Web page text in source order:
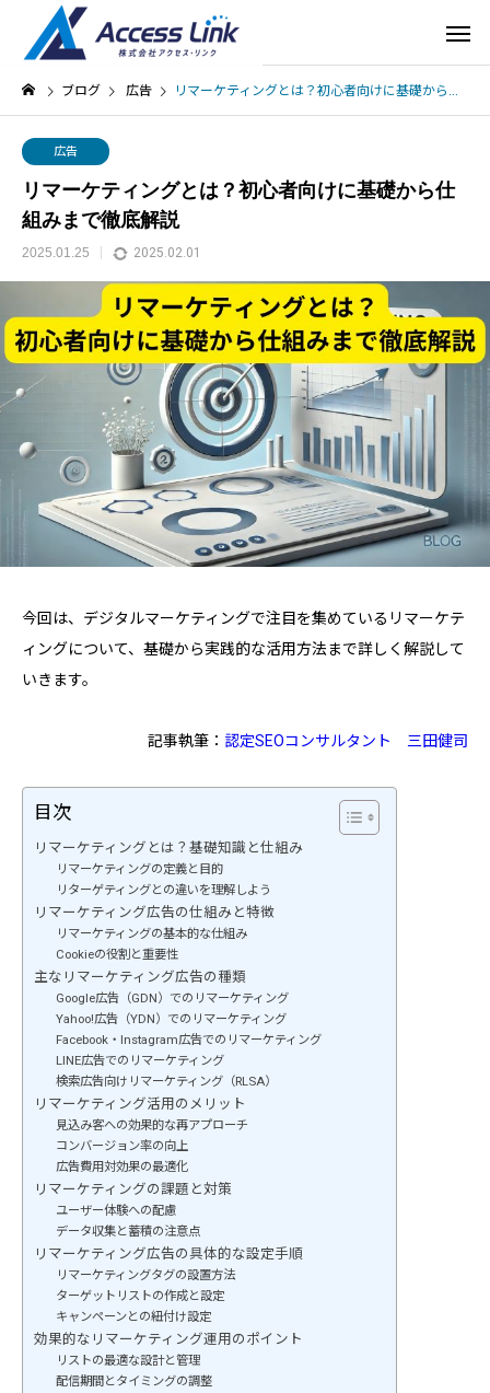
ブログ 広告 リマーケティングとは？初心者向けに基礎から仕組みまで徹底解説
広告
リマーケティングとは？初心者向けに基礎から仕
組みまで徹底解説
2025.01.25 2025.02.01
今回は、デジタルマーケティングで注目を集めているリマーケテ
ィングについて、基礎から実践的な活用方法まで詳しく解説して
いきます。
記事執筆： 認定SEOコンサルタント 三田健司
目次
リマーケティングとは？基礎知識と仕組み
リマーケティングの定義と目的
リターゲティングとの違いを理解しよう
リマーケティング広告の仕組みと特徴
リマーケティングの基本的な仕組み
Cookieの役割と重要性
主なリマーケティング広告の種類
Google広告（GDN）でのリマーケティング
Yahoo!広告（YDN）でのリマーケティング
Facebook・Instagram広告でのリマーケティング
LINE広告でのリマーケティング
検索広告向けリマーケティング（RLSA）
リマーケティング活用のメリット
見込み客への効果的な再アプローチ
コンバージョン率の向上
広告費用対効果の最適化
リマーケティングの課題と対策
ユーザー体験への配慮
データ収集と蓄積の注意点
リマーケティング広告の具体的な設定手順
リマーケティングタグの設置方法
ターゲットリストの作成と設定
キャンペーンとの紐付け設定
効果的なリマーケティング運用のポイント
リストの最適な設計と管理
配信期間とタイミングの調整